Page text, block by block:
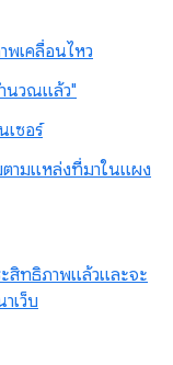
พเคลื่อนไหว
นวณแล้ว"
เซอร์
ามแหล่งที่มาในแผง
สิทธิภาพแล้วและจะ
เว็บ